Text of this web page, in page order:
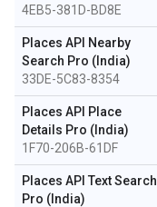
4EB5-381D-BD8E
Places API Nearby
Search Pro (India)
33DE-5C83-8354
Places API Place
Details Pro (India)
1F70-206B-61DF
Places API Text Search
Pro (India)